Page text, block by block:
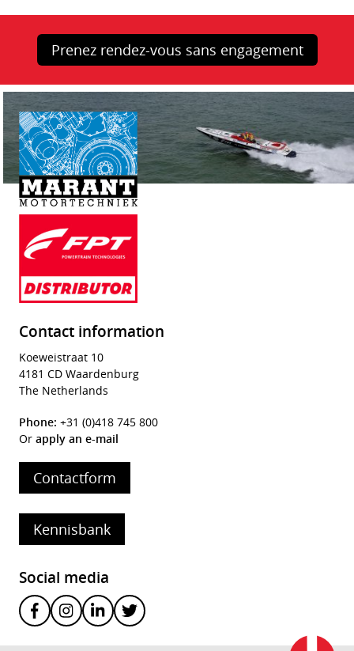
Prenez rendez-vous sans engagement
Contact information
Koeweistraat 10
4181 CD Waardenburg
The Netherlands
Phone: +31 (0)418 745 800
Or apply an e-mail
Contactform
Kennisbank
Social media